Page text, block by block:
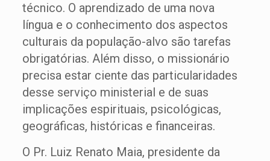
técnico. O aprendizado de uma nova
língua e o conhecimento dos aspectos
culturais da população-alvo são tarefas
obrigatórias. Além disso, o missionário
precisa estar ciente das particularidades
desse serviço ministerial e de suas
implicações espirituais, psicológicas,
geográficas, históricas e financeiras.
O Pr. Luiz Renato Maia, presidente da